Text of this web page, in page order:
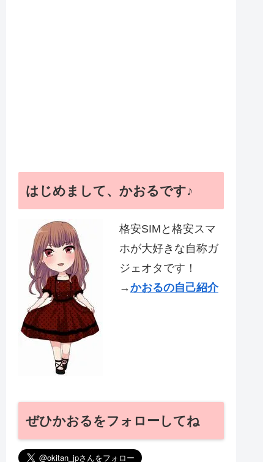
はじめまして、かおるです♪
格安SIMと格安スマ
ホが大好きな自称ガ
ジェオタです！
→かおるの自己紹介
ぜひかおるをフォローしてね